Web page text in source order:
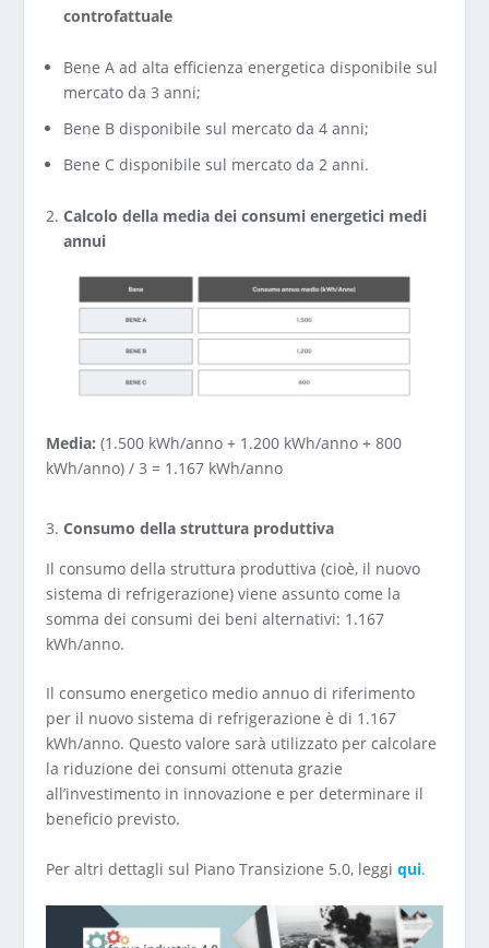
controfattuale
Bene A ad alta efficienza energetica disponibile sul
mercato da 3 anni;
Bene B disponibile sul mercato da 4 anni;
Bene C disponibile sul mercato da 2 anni.
Calcolo della media dei consumi energetici medi
annui
Media: (1.500 kWh/anno + 1.200 kWh/anno + 800
kWh/anno) / 3 = 1.167 kWh/anno
Consumo della struttura produttiva
Il consumo della struttura produttiva (cioè, il nuovo
sistema di refrigerazione) viene assunto come la
somma dei consumi dei beni alternativi: 1.167
kWh/anno.
Il consumo energetico medio annuo di riferimento
per il nuovo sistema di refrigerazione è di 1.167
kWh/anno. Questo valore sarà utilizzato per calcolare
la riduzione dei consumi ottenuta grazie
all’investimento in innovazione e per determinare il
beneficio previsto.
Per altri dettagli sul Piano Transizione 5.0, leggiqui.